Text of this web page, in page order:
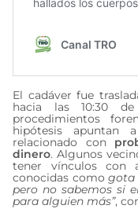
El cadáver fue
hacia las 10:30
procedimientos
hipótesis apuntan
relacionado con
dinero. Algunos
tener vínculos con
conocidas comogota
pero no sabemos si
para alguien más”,